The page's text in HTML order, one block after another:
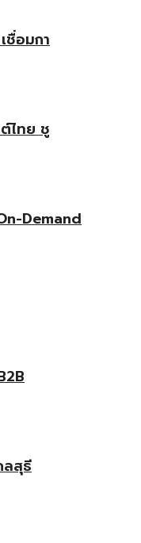
ชื่อมกา
ไทย ชู
Demand
ลสุธี